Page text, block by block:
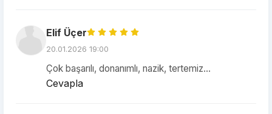
Elif Üçer
20.01.2026 19:00
Çok başarılı, donanımlı, nazik, tertemiz...
Cevapla